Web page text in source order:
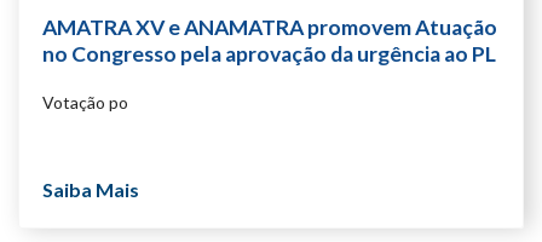
AMATRA XV e ANAMATRA promovem Atuação
no Congresso pela aprovação da urgência ao PL
Votação po
Saiba Mais